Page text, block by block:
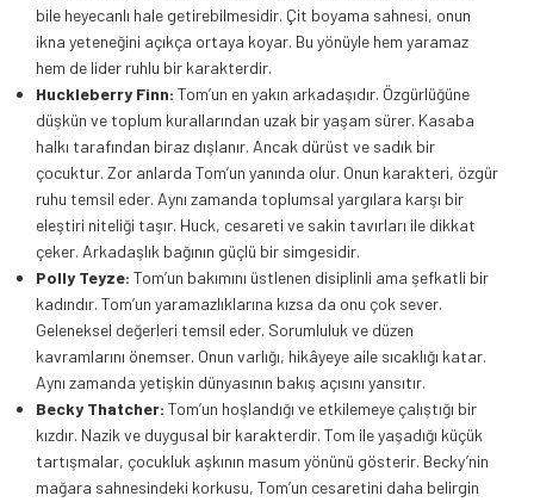
bile heyecanlı hale getirebilmesidir. Çit boyama sahnesi, onun
ikna yeteneğini açıkça ortaya koyar. Bu yönüyle hem yaramaz
hem de lider ruhlu bir karakterdir.
Huckleberry Finn: Tom’un en yakın arkadaşıdır. Özgürlüğüne
düşkün ve toplum kurallarından uzak bir yaşam sürer. Kasaba
halkı tarafından biraz dışlanır. Ancak dürüst ve sadık bir
çocuktur. Zor anlarda Tom’un yanında olur. Onun karakteri, özgür
ruhu temsil eder. Aynı zamanda toplumsal yargılara karşı bir
eleştiri niteliği taşır. Huck, cesareti ve sakin tavırları ile dikkat
çeker. Arkadaşlık bağının güçlü bir simgesidir.
Polly Teyze: Tom’un bakımını üstlenen disiplinli ama şefkatli bir
kadındır. Tom’un yaramazlıklarına kızsa da onu çok sever.
Geleneksel değerleri temsil eder. Sorumluluk ve düzen
kavramlarını önemser. Onun varlığı, hikâyeye aile sıcaklığı katar.
Aynı zamanda yetişkin dünyasının bakış açısını yansıtır.
Becky Thatcher: Tom’un hoşlandığı ve etkilemeye çalıştığı bir
kızdır. Nazik ve duygusal bir karakterdir. Tom ile yaşadığı küçük
tartışmalar, çocukluk aşkının masum yönünü gösterir. Becky’nin
mağara sahnesindeki korkusu, Tom’un cesaretini daha belirgin